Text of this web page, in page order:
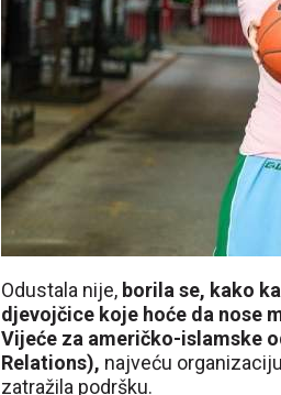
Odustala nije, borila se, kako
djevojčice koje hoće da nose
Vijeće za američko-islamske
Relations), najveću
zatražila podršku.